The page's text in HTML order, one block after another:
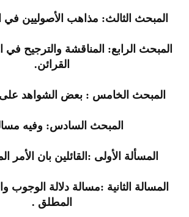
المبحث الثالث: مذاهب الأصوليين في
المبحث الرابع: المناقشة والترجيح في
القرائن.
المبحث الخامس : بعض الشواهد على
المبحث السادس: وفيه
المسألة الأولى :القائلين بان الأمر
المسالة الثانية :مسالة دلالة الوجوب
المطلق .